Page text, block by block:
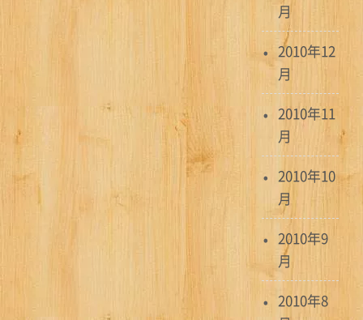
月
2010年12
月
2010年11
月
2010年10
月
2010年9
月
2010年8